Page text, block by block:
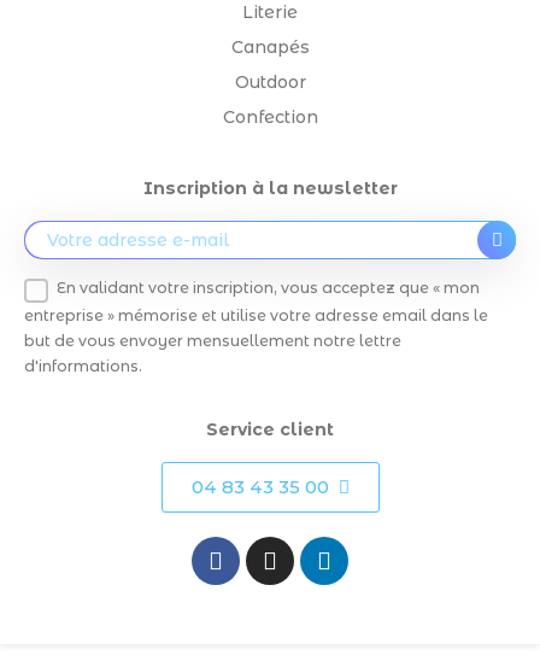
Literie
Canapés
Outdoor
Confection
Inscription à la newsletter
En validant votre inscription, vous acceptez que « mon
entreprise » mémorise et utilise votre adresse email dans le
but de vous envoyer mensuellement notre lettre
d'informations.
Service client
04 83 43 35 00